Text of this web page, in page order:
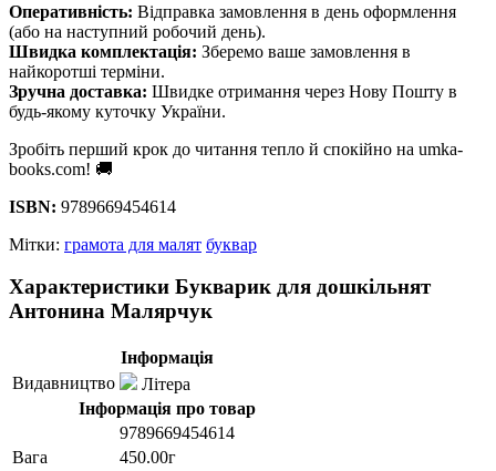
Оперативність: Відправка замовлення в день оформлення
(або на наступний робочий день).
Швидка комплектація: Зберемо ваше замовлення в
найкоротші терміни.
Зручна доставка: Швидке отримання через Нову Пошту в
будь-якому куточку України.
Зробіть перший крок до читання тепло й спокійно на umka-
books.com! 🚚
ISBN: 9789669454614
Мітки: грамота для малят буквар
Характеристики Букварик для дошкільнят
Антонина Малярчук
Інформація
Видавництво
Літера
Інформація про товар
9789669454614
Вага
450.00г